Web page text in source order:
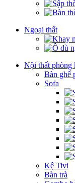
Ngoại thất
Nội thất phòng
Bàn ghế
Sofa
Kệ Tivi
Bàn trà